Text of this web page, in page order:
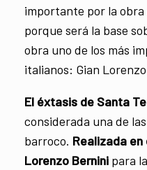
importante por la
porque será la base
obra uno de los más
italianos: Gian
El éxtasis de Santa
considerada una de
barroco. Realizada en
Lorenzo Bernini para